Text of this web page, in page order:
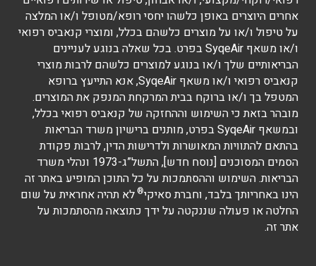
אחרים היוצרים באופן כלשהו יחסי רופא/מטופל ו/או המלצה
על טיפול ו/או על מוצרים כלשהם בכלל, ומוצרי קנאביס רפואי
ו/או משאף SyqeAir בפרט. בכל שאלה בנוגע לעניינים
הבריאותיים שלך ו/או בנוגע למוצרים כלשהם לרבות מוצרי
קנאביס רפואי ו/או משאף SyqeAir, אנא התייעץ ברופא
המטפל בך ו/או ברוקח בבית המרקחת המנפק את המוצרים.
מובהר בזאת כי השימוש וההחזקה של קנאביס רפואי בכלל,
ובמשאף SyqeAir בפרט, מותנים ברישיון משרד הבריאות
בהתאם להתוויות המאושרות ולדרישות הדין, לרבות פקודת
הסמים המסוכנים [נוסח חדש], התשל”ג-1973 ונהלי משרד
הבריאות. השימוש וההסתמכות על כל התוכן המופיע באתר זה
הינו באחריותך בלבד, וחברת סאיקי® לא תהיה אחראית על שום
החלטה או פעולה שננקטה על ידך כתוצאה מהסתמכות על
אתר זה.